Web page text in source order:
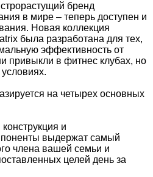
бренд
в мире – теперь доступен и
Новая коллекция
была разработана для тех,
эффективность от
привыкли в фитнес клубах, но
на четырех основных
и
выдержат самый
члена вашей семьи и
целей день за